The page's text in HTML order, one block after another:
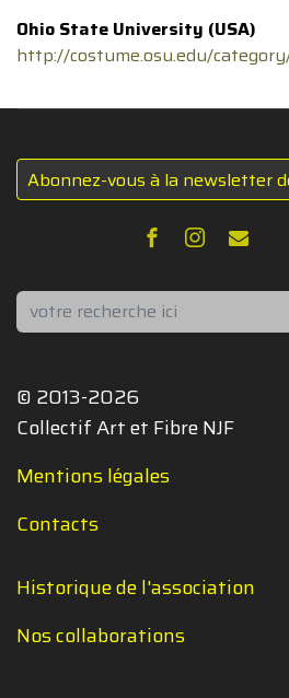
Ohio State University (USA)
http://costume.osu.edu/
Abonnez-vous à la newsletter
Rechercher
© 2013-2026
Collectif Art et Fibre NJF
Mentions légales
Contacts
Historique de l'association
Nos collaborations